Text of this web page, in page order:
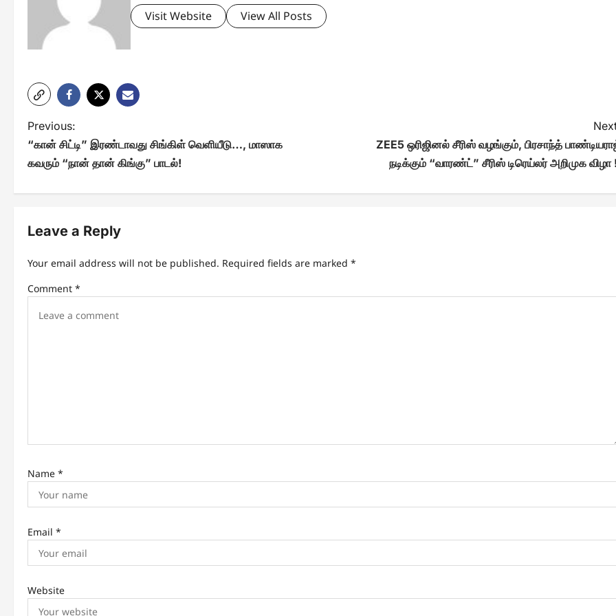
Visit Website View All Posts
P
o
n
i
n
Previous:
“கான் சிட்டி” இரண்டாவது சிங்கிள் வெளியீடு…, மாஸாக
கவரும் “நான் தான் கிங்கு” பாடல்!
ZEE5 ஒரிஜினல் சீரிஸ் வழங்கும், பிரசாந்த்
நடிக்கும் “வாரண்ட்” சீரிஸ் டிரெய்லர் அறிமுக விழா
Leave a Reply
Your email address will not be published. Required fields are marked *
Comment *
Name *
Email *
Website